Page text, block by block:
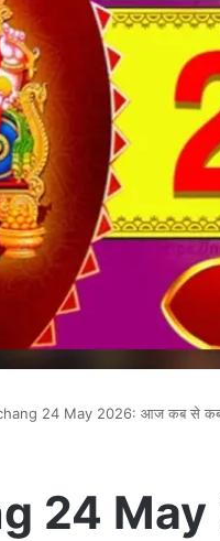
24 May 2026: आज कब से कब
24